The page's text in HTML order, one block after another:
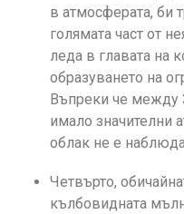
в атмосферата, би
голямата част от
леда в главата на
образуването на
Въпреки че между
имало значителни
облак не е
Четвърто,
кълбовидната